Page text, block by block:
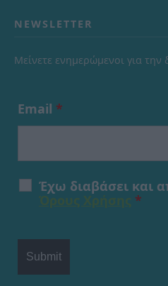
NEWSLETTER
Μείνετε ενημερώμενοι για την
Email *
Έχω διαβάσει και
*